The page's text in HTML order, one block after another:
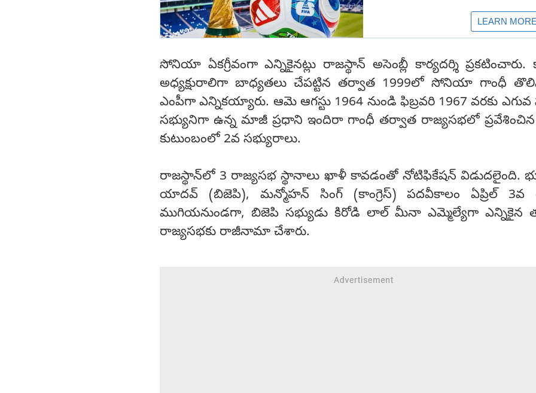
సోనియా ఏకగ్రీవంగా ఎన్నికైనట్లు రాజస్థాన్ అసెంబ్లీ కార్యదర్శి ప్రకటించారు.
అధ్యక్షురాలిగా బాధ్యతలు చేపట్టిన తర్వాత 1999లో సోనియా గాంధీ
ఎంపీగా ఎన్నికయ్యారు. ఆమె ఆగస్టు 1964 నుండి ఫిబ్రవరి 1967 వరకు
సభ్యునిగా ఉన్న మాజీ ప్రధాని ఇందిరా గాంధీ తర్వాత రాజ్యసభలో
కుటుంబంలో 2వ సభ్యురాలు.
రాజస్థాన్‌లో 3 రాజ్యసభ స్థానాలు ఖాళీ కావడంతో నోటిఫికేషన్ విడుదలైంది.
యాదవ్ (బిజెపి), మన్మోహన్ సింగ్ (కాంగ్రెస్) పదవీకాలం ఏప్రిల్ 3వ
ముగియనుండగా, బిజెపి సభ్యుడు కిరోడి లాల్ మీనా ఎమ్మెల్యేగా ఎన్నికైన
రాజ్యసభకు రాజీనామా చేశారు.